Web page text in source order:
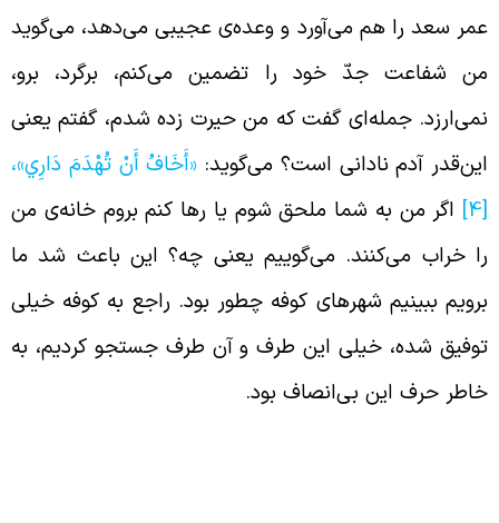
سعد را هم می‌آورد و وعده‌ی عجیبی می‌دهد، می‌گوید
شفاعت جدّ خود را تضمین می‌کنم، برگرد، برو،
جمله‌ای گفت که من حیرت زده شدم، گفتم یعنی
آدم نادانی است؟ می‌گوید:«أَخَافُ أَنْ تُهْدَمَ دَارِي‏‏»،
اگر من به شما ملحق شوم یا رها کنم بروم خانه‌ی من
خراب می‌کنند. می‌گوییم یعنی چه؟ این باعث شد ما
ببینیم شهرهای کوفه چطور بود. راجع به کوفه خیلی
شده، خیلی این طرف و آن طرف جستجو کردیم، به
حرف این بی‌انصاف بود.